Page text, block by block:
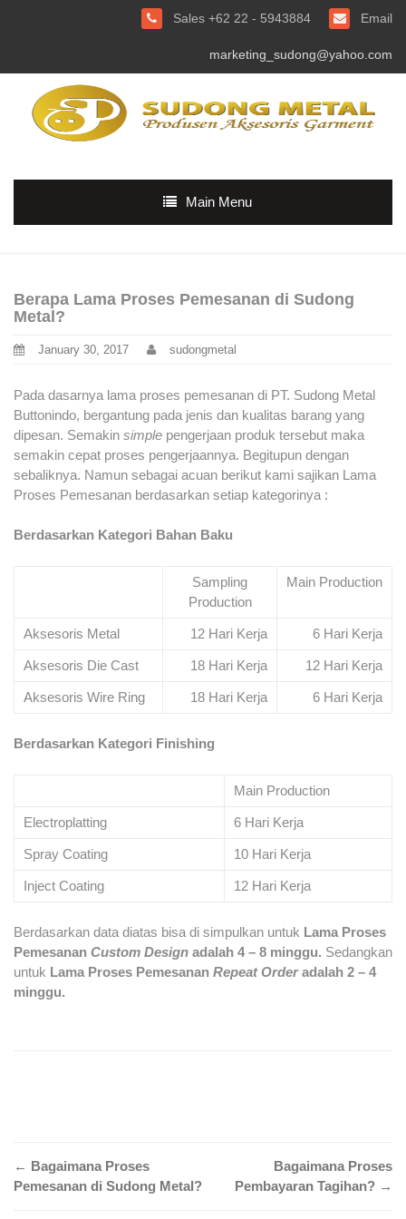
Sales +62 22 - 5943884 Email
marketing_sudong@yahoo.com
Main Menu
Berapa Lama Proses Pemesanan di Sudong
Metal?
January 30, 2017 sudongmetal
Pada dasarnya lama proses pemesanan di PT. Sudong Metal
Buttonindo, bergantung pada jenis dan kualitas barang yang
dipesan. Semakin simple pengerjaan produk tersebut maka
semakin cepat proses pengerjaannya. Begitupun dengan
sebaliknya. Namun sebagai acuan berikut kami sajikan Lama
Proses Pemesanan berdasarkan setiap kategorinya :
Berdasarkan Kategori Bahan Baku
Sampling
Production
Main Production
Aksesoris Metal 12 Hari Kerja 6 Hari Kerja
Aksesoris Die Cast 18 Hari Kerja 12 Hari Kerja
Aksesoris Wire Ring 18 Hari Kerja 6 Hari Kerja
Berdasarkan Kategori Finishing
Main Production
Electroplatting 6 Hari Kerja
Spray Coating 10 Hari Kerja
Inject Coating 12 Hari Kerja
Berdasarkan data diatas bisa di simpulkan untuk Lama Proses
Pemesanan Custom Design adalah 4 – 8 minggu. Sedangkan
untuk Lama Proses Pemesanan Repeat Orderadalah 2 – 4
minggu.
Post
navigation
← Bagaimana Proses
Pemesanan di Sudong Metal?
Bagaimana Proses
Pembayaran Tagihan? →